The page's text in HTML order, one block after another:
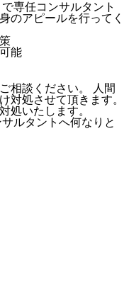
専任コンサルタント
のアピールを行ってく
能
相談ください。 人間
対処させて頂きます。
処いたします。
ルタントへ何なりと